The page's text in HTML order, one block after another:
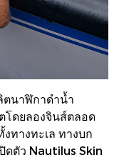
ตนาฬิกาดำน้ำ
โดยลองจินส์ตลอด
ทางทะเล ทางบก
ดตัว Nautilus Skin